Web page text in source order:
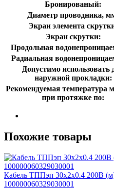
Бронированый:
Диаметр проводника,
Экран элемента
Экран скрутки:
Продольная
Радиальная
Допустимо использовать
наружной прокладки:
Рекомендуемая температура
при протяжке по:
Похожие товары
Кабель ТППэп 30х2х0.4 200В
100000060329030001